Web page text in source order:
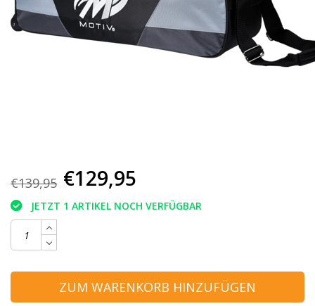
€139,95 €129,95
JETZT 1 ARTIKEL NOCH VERFÜGBAR
ZUM WARENKORB HINZUFÜGEN